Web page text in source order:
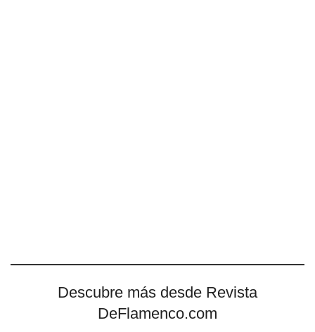
Descubre más desde Revista
DeFlamenco.com